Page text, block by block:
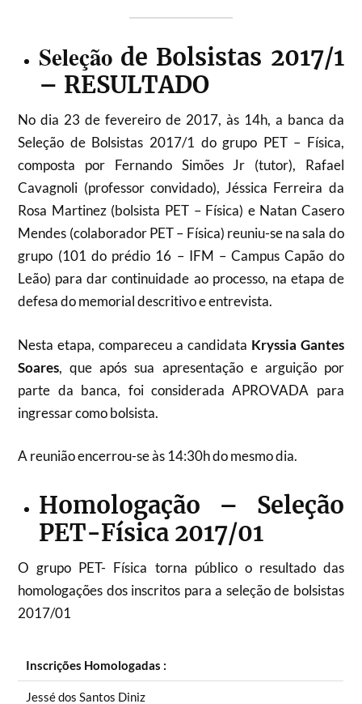
Seleçãode Bolsistas 2017/1
– RESULTADO
No dia 23 de fevereiro de 2017, às 14h, a banca da
Seleção de Bolsistas 2017/1 do grupo PET – Física,
composta por Fernando Simões Jr (tutor), Rafael
Cavagnoli (professor convidado), Jéssica Ferreira da
Rosa Martinez (bolsista PET – Física) e Natan Casero
Mendes (colaborador PET – Física) reuniu-se na sala do
grupo (101 do prédio 16 – IFM – Campus Capão do
Leão) para dar continuidade ao processo, na etapa de
defesa do memorial descritivo e entrevista.
Nesta etapa, compareceu a candidata Kryssia Gantes
Soares, que após sua apresentação e arguição por
parte da banca, foi considerada APROVADA para
ingressar como bolsista.
A reunião encerrou-se às 14:30h do mesmo dia.
Homologação – Seleção
PET-Física 2017/01
O grupo PET- Física torna público o resultado das
homologações dos inscritos para a seleção de bolsistas
2017/01
Inscrições Homologadas :
Jessé dos Santos Diniz